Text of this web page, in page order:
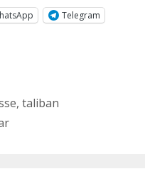
Telegram
, taliban